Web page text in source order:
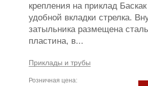
крепления на приклад
удобной вкладки стрелка.
затыльника размещена
пластина, в...
Приклады и трубы
Розничная цена: